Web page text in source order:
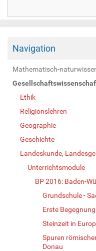
Navigation
Mathematisch-
Ethik
Religionslehren
Geographie
Geschichte
Landeskunde,
Unterrichtsmodule
BP 2016: Baden-
Grundschule -
Erste
Steinzeit in
Spuren
Donau